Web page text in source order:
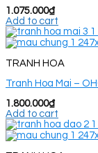
1.075.000₫
Add to cart
TRANH HOA
Tranh Hoa Mai –
1.800.000₫
Add to cart